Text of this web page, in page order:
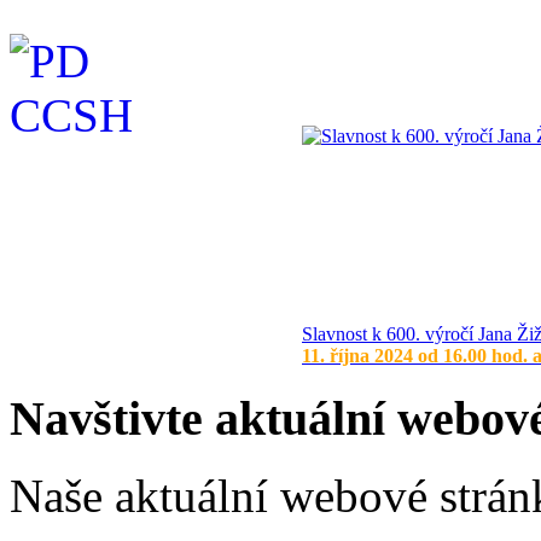
Slavnost k 600. výročí Jana
11. října 2024 od 16.00 hod.
Navštivte aktuální
Naše aktuální webové